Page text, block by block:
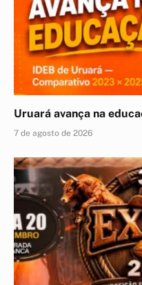
Uruará avança na
7 de agosto de 2026